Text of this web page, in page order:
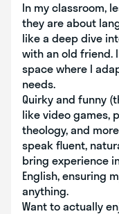
In my classroom,
they are about
like a deep dive
with an old friend.
space where I
needs.
Quirky and funny
like video games,
theology, and
speak fluent,
bring experience in
English, ensuring
anything.
Want to actually